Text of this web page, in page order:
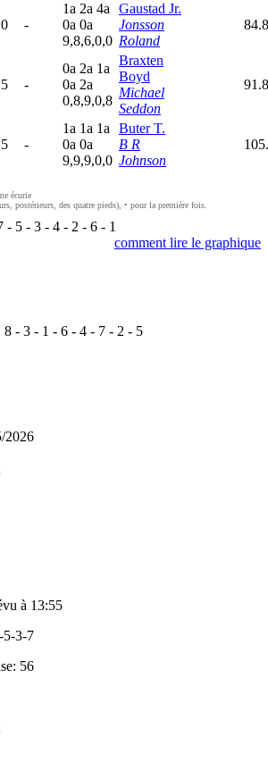
-
1a 2a 4a
0a 0a
9,8,6,0,0
Gaustad Jr.
Jonsson
Roland
-
0a 2a 1a
0a 2a
0,8,9,0,8
Braxten
Boyd
Michael
Seddon
-
1a 1a 1a
0a 0a
9,9,9,0,0
Buter T.
B R
Johnson
écurie
postérieurs, des quatre pieds), • pour la première fois.
- 5 - 3 - 4 - 2 - 6 - 1
comment lire le graphique
8 - 3 - 1 - 6 - 4 - 7 - 2 - 5
2026
à 13:55
5-3-7
56